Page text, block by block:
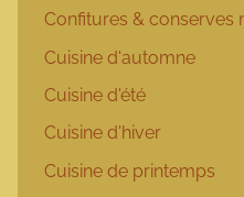
Confitures & conserves
Cuisine d'automne
Cuisine d'été
Cuisine d'hiver
Cuisine de printemps